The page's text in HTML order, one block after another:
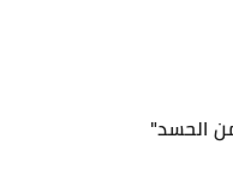
الحسد"